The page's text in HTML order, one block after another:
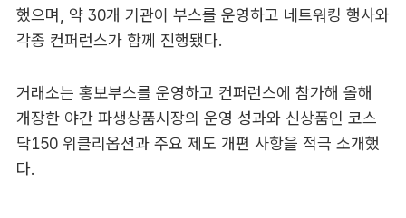
했으며, 약 30개 기관이 부스를 운영하고 네트워킹 행사와
각종 컨퍼런스가 함께 진행됐다.
거래소는 홍보부스를 운영하고 컨퍼런스에 참가해 올해
개장한 야간 파생상품시장의 운영 성과와 신상품인 코스
닥150 위클리옵션과 주요 제도 개편 사항을 적극 소개했
다.